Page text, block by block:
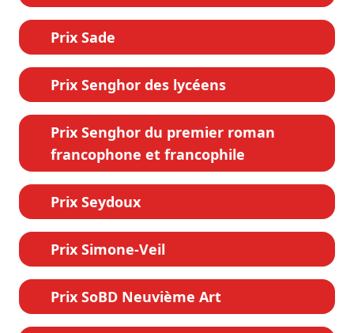
Prix Sade
Prix Senghor des lycéens
Prix Senghor du premier roman
francophone et francophile
Prix Seydoux
Prix Simone-Veil
Prix SoBD Neuvième Art